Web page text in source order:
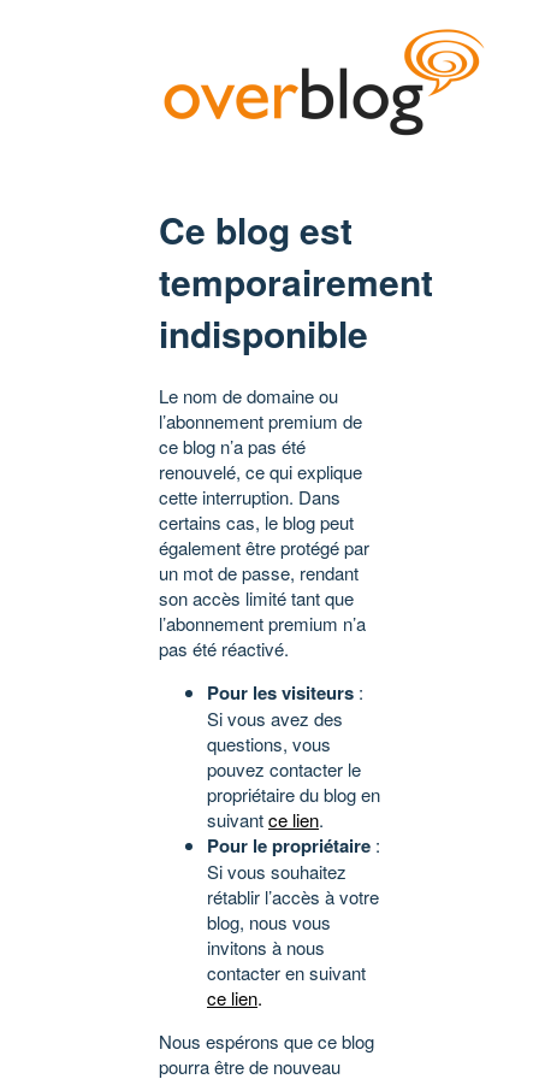
Ce blog est
temporairement
indisponible
Le nom de domaine ou
l’abonnement premium de
ce blog n’a pas été
renouvelé, ce qui explique
cette interruption. Dans
certains cas, le blog peut
également être protégé par
un mot de passe, rendant
son accès limité tant que
l’abonnement premium n’a
pas été réactivé.
Pour les visiteurs :
Si vous avez des
questions, vous
pouvez contacter le
propriétaire du blog en
suivantce lien.
Pour le propriétaire :
Si vous souhaitez
rétablir l’accès à votre
blog, nous vous
invitons à nous
contacter en suivant
ce lien.
Nous espérons que ce blog
pourra être de nouveau